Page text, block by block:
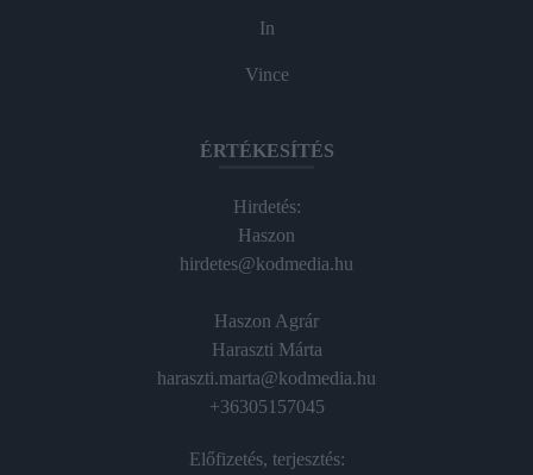
In
Vince
ÉRTÉKESÍTÉS
Hirdetés:
Haszon
hirdetes@kodmedia.hu
Haszon Agrár
Haraszti Márta
haraszti.marta@kodmedia.hu
+36305157045
Előfizetés, terjesztés: